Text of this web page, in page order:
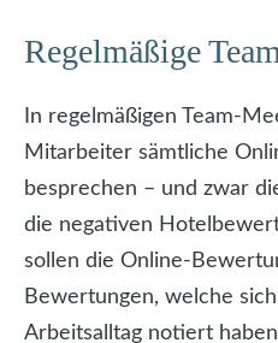
Regelmäßige
In regelmäßigen Team-
Mitarbeiter sämtliche
besprechen – und zwar
die negativen
sollen die Online-
Bewertungen, welche
Arbeitsalltag notiert